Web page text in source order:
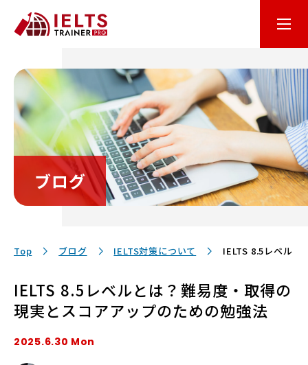
はじめての方へ
オンライン学習
コース・料金
講師・テキスト
保護者の方へ
ブログ
Top ブログ IELTS対策について IELTS 8.5レベルと
IELTS 8.5レベルとは？難易度・取得の
現実とスコアアップのための勉強法
2025.6.30 Mon